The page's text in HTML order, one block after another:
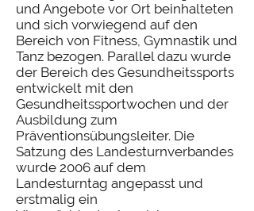
und Angebote vor Ort beinhalteten
und sich vorwiegend auf den
Bereich von Fitness, Gymnastik und
Tanz bezogen. Parallel dazu wurde
der Bereich des Gesundheitssports
entwickelt mit den
Gesundheitssportwochen und der
Ausbildung zum
Präventionsübungsleiter. Die
Satzung des Landesturnverbandes
wurde 2006 auf dem
Landesturntag angepasst und
erstmalig ein